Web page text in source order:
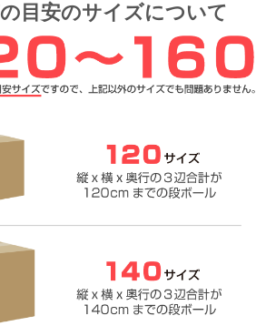
目安のサイズについて